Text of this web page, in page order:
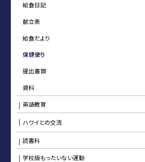
給食日記
献立表
給食だより
保健便り
提出書類
資料
英語教育
ハワイとの交流
読書科
学校版もったいない運動